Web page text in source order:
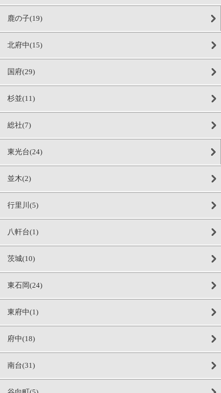
鹿の子(19)
北府中(15)
国府(29)
杉並(11)
総社(7)
東光台(24)
並木(2)
行里川(5)
八軒台(1)
茨城(10)
東石岡(24)
東府中(1)
府中(18)
南台(31)